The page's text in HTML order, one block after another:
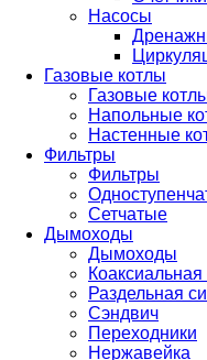
Насосы
Газовые котлы
Газовые
Напольные
Настенные
Фильтры
Фильтры
Сетчатые
Дымоходы
Дымоходы
Раздельная
Сэндвич
Переходники
Нержавейка